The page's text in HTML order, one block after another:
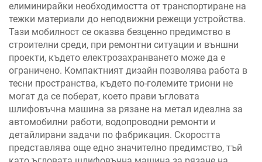
елиминирайки необходимостта от транспортиране на
тежки материали до неподвижни режещи устройства.
Тази мобилност се оказва безценно предимство в
строителни среди, при ремонтни ситуации и външни
проекти, където електрозахранването може да е
ограничено. Компактният дизайн позволява работа в
тесни пространства, където по-големите триони не
могат да се поберат, което прави ъгловата
шлифовъчна машина за рязане на метал идеална за
автомобилни работи, водопроводни ремонти и
детайлирани задачи по фабрикация. Скоростта
представлява още едно значително предимство, тъй